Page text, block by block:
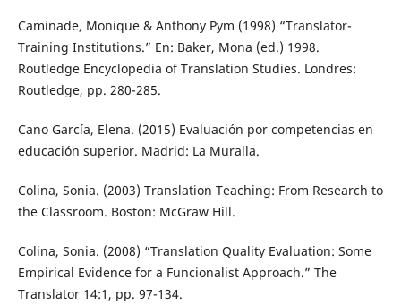
Caminade, Monique & Anthony Pym (1998) “Translator-
Training Institutions.” En: Baker, Mona (ed.) 1998.
Routledge Encyclopedia of Translation Studies. Londres:
Routledge, pp. 280-285.
Cano García, Elena. (2015) Evaluación por competencias en
educación superior. Madrid: La Muralla.
Colina, Sonia. (2003) Translation Teaching: From Research to
the Classroom. Boston: McGraw Hill.
Colina, Sonia. (2008) “Translation Quality Evaluation: Some
Empirical Evidence for a Funcionalist Approach.” The
Translator 14:1, pp. 97-134.